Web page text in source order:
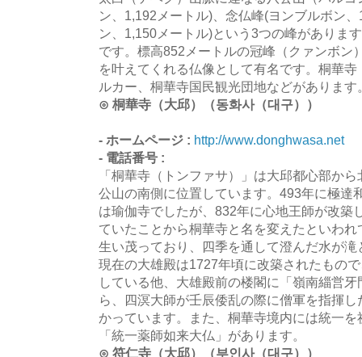
ン、1,192メートル)、念仏峰(ヨンブルボン
ン、1,150メートル)という3つの峰がありま
です。標高852メートルの冠峰（クァンボン
を叶えてくれる仏像として有名です。桐華
ルカー、桐華寺国民観光団地などがあります
⊙ 桐華寺（大邱）（동화사（대구））
- ホームページ : http://www.donghwasa.net
- 電話番号 :
「桐華寺（トンファサ）」は大邱都心部か
公山の南側に位置しています。493年に極達
は瑜伽寺でしたが、832年に心地王師が改築
ていたことから桐華寺と名を変えたといわ
生い茂っており、四季を通して澄んだ水が
現在の大雄殿は1727年頃に改築されたもの
している他、大雄殿前の楼閣に「嶺南緇営
ら、四溟大師が壬辰倭乱の際に僧軍を指揮
かっています。また、桐華寺境内には統一
「統一薬師如来大仏」があります。
⊙ 符仁寺（大邱）（부인사（대구））